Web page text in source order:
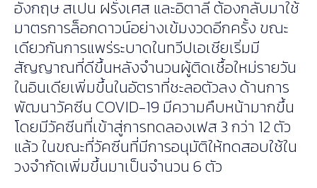
อังกฤษ สเปน ฝรั่งเศส และอิตาลี ต้องกลับมาใช้
มาตรการล็อกดาวน์อย่างเข้มงวดอีกครั้ง ขณะ
เดียวกันการแพร่ระบาดในทวีปเอเชียเริ่มมี
สัญญาณที่ดีขึ้นหลังจำนวนผู้ติดเชื้อใหม่รายวัน
ในอินเดียเพิ่มขึ้นในอัตราที่ชะลอตัวลง ด้านการ
พัฒนาวัคซีน COVID-19 มีความคืบหน้ามากขึ้น
โดยมีวัคซีนที่เข้าสู่การทดลองเฟส 3 กว่า 12 ตัว
แล้ว ในขณะที่วัคซีนที่มีการอนุมัติให้ทดสอบใช้ใน
วงจำกัดเพิ่มขึ้นมาเป็นจำนวน 6 ตัว